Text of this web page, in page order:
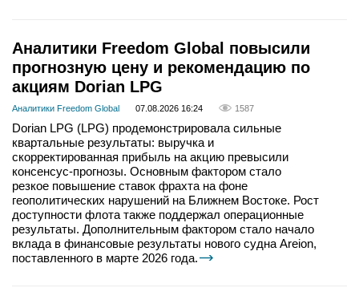
Аналитики Freedom Global повысили
прогнозную цену и рекомендацию по
акциям Dorian LPG
Аналитики Freedom Global 07.08.2026 16:24 1587
Dorian LPG (LPG) продемонстрировала сильные
квартальные результаты: выручка и
скорректированная прибыль на акцию превысили
консенсус-прогнозы. Основным фактором стало
резкое повышение ставок фрахта на фоне
геополитических нарушений на Ближнем Востоке. Рост
доступности флота также поддержал операционные
результаты. Дополнительным фактором стало начало
вклада в финансовые результаты нового судна Areion,
поставленного в марте 2026 года.